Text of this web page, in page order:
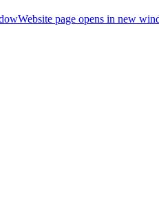
Website page opens in new